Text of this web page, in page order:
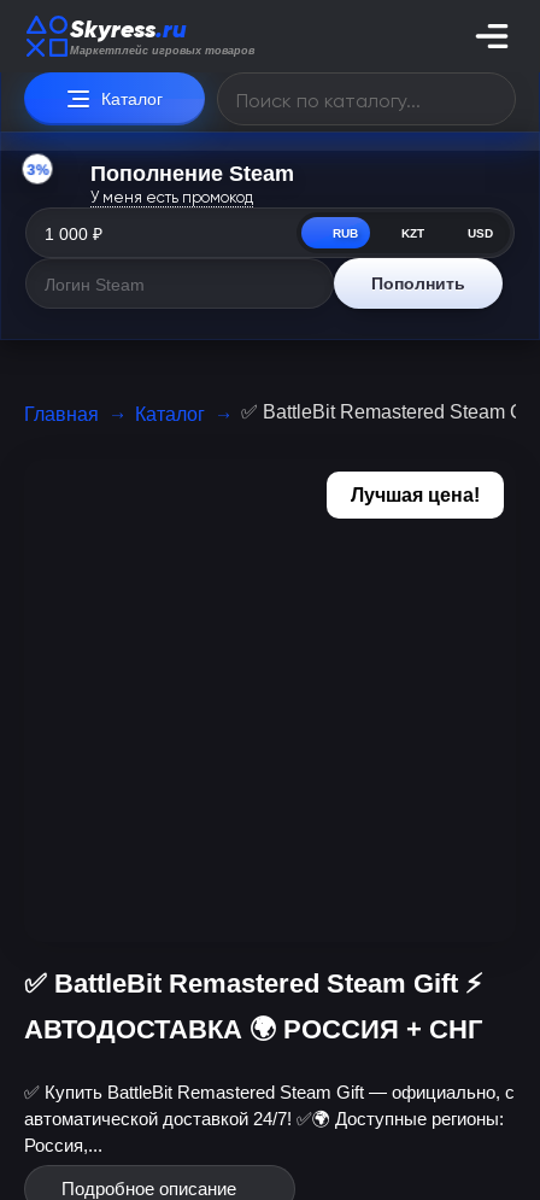
Skyress.ru
Маркетплейс игровых товаров
Каталог
3% Пополнение Steam
У меня есть промокод
RUB KZT USD
Пополнить
Главная Каталог ✅ BattleBit Remastered Steam
Лучшая цена!
✅ BattleBit Remastered Steam Gift ⚡
АВТОДОСТАВКА 🌍 РОССИЯ + СНГ
✅ Купить BattleBit Remastered Steam Gift — официально, с
автоматической доставкой 24/7! ✅🌍 Доступные регионы:
Россия,...
Подробное описание